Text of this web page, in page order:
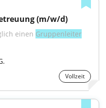
(m/w/d)
einen Gruppenleiter
Vollzeit